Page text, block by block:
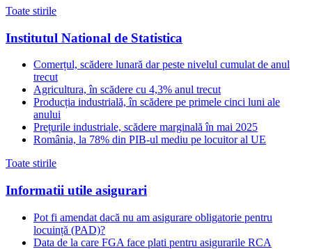
Toate stirile
Institutul National de Statistica
Comerțul, scădere lunară dar peste nivelul cumulat de anul
trecut
Agricultura, în scădere cu 4,3% anul trecut
Producția industrială, în scădere pe primele cinci luni ale
anului
Prețurile industriale, scădere marginală în mai 2025
România, la 78% din PIB-ul mediu pe locuitor al UE
Toate stirile
Informatii utile asigurari
Pot fi amendat dacă nu am asigurare obligatorie pentru
locuință (PAD)?
Data de la care FGA face plati pentru asigurarile RCA